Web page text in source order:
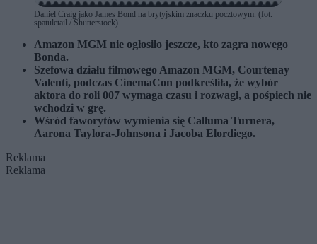
Daniel Craig jako James Bond na brytyjskim znaczku pocztowym. (fot.
spatuletail / Shutterstock)
Amazon MGM nie ogłosiło jeszcze, kto zagra nowego
Bonda.
Szefowa działu filmowego Amazon MGM, Courtenay
Valenti, podczas CinemaCon podkreśliła, że wybór
aktora do roli 007 wymaga czasu i rozwagi, a pośpiech nie
wchodzi w grę.
Wśród faworytów wymienia się Calluma Turnera,
Aarona Taylora-Johnsona i Jacoba Elordiego.
Reklama
Reklama